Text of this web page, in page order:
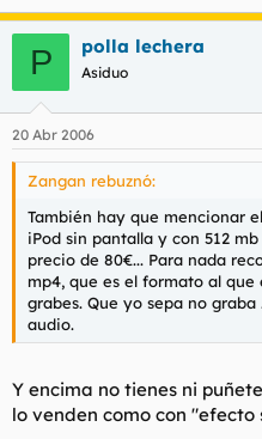
P polla lechera
Asiduo
20 Abr 2006
Zangan rebuznó:
También hay que mencionar
iPod sin pantalla y con 512
precio de 80€... Para nada
mp4, que es el formato al
grabes. Que yo sepa no
audio.
Y encima no tienes ni
lo venden como con